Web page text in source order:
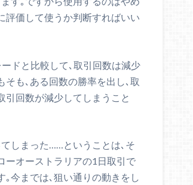
評価して使うか判断すればいい
ドと比較して､取引回数は減少
そも､ある回数の勝率を出し､取
引回数が減少してしまうこと
しまった……ということは､そ
ーオーストラリアの1日取引で
今までは､狙い通りの動きをし